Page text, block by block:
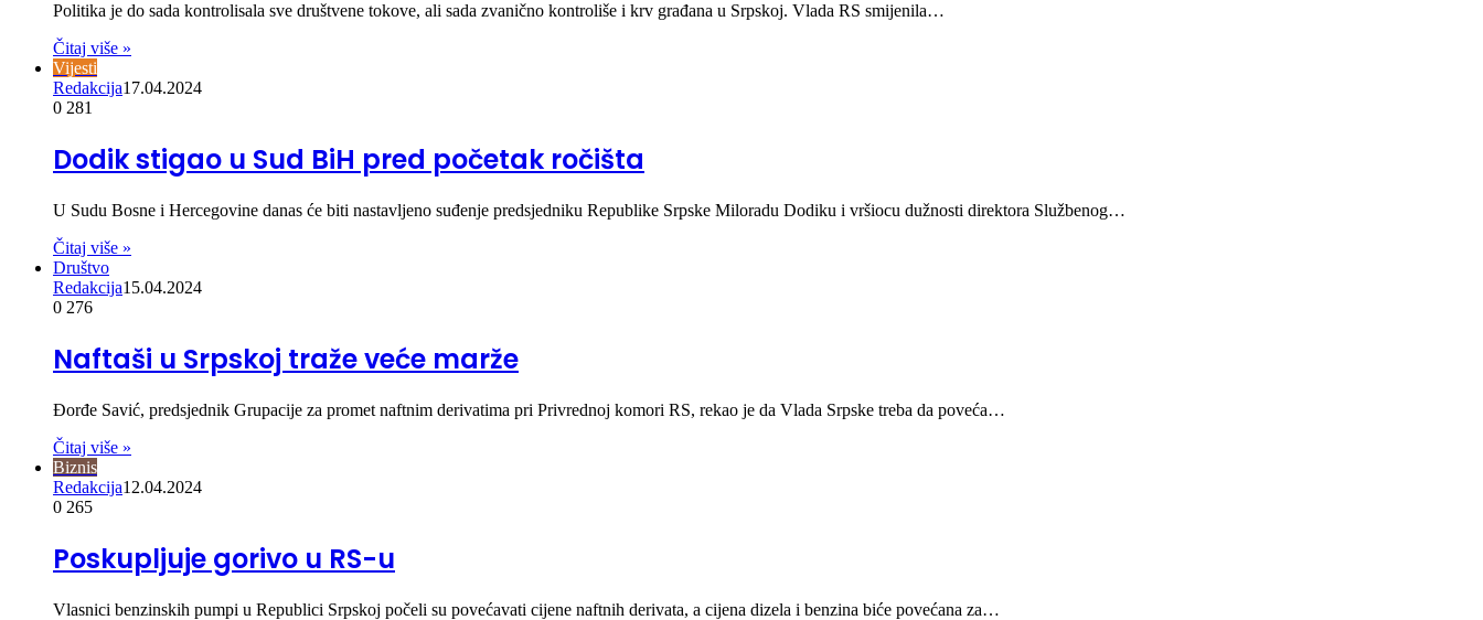
Politika je do sada kontrolisala sve društvene tokove, ali sada zvanično kontroliše i krv građana u Srpskoj. Vlada RS smijenila…
Čitaj više »
Vijesti
Redakcija17.04.2024
0 281
Dodik stigao u Sud BiH pred početak ročišta
U Sudu Bosne i Hercegovine danas će biti nastavljeno suđenje predsjedniku Republike Srpske Miloradu Dodiku i vršiocu dužnosti direktora Službenog…
Čitaj više »
Društvo
Redakcija15.04.2024
0 276
Naftaši u Srpskoj traže veće marže
Đorđe Savić, predsjednik Grupacije za promet naftnim derivatima pri Privrednoj komori RS, rekao je da Vlada Srpske treba da poveća…
Čitaj više »
Biznis
Redakcija12.04.2024
0 265
Poskupljuje gorivo u RS-u
Vlasnici benzinskih pumpi u Republici Srpskoj počeli su povećavati cijene naftnih derivata, a cijena dizela i benzina biće povećana za…